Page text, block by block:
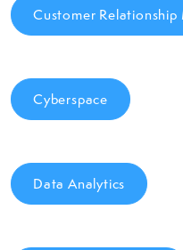
Customer Relationship
Cyberspace
Data Analytics